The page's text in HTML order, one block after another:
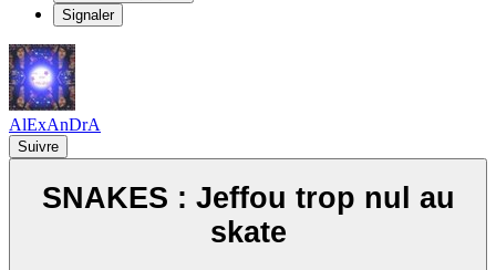
Signaler
AlExAnDrA
Suivre
SNAKES : Jeffou trop nul au
skate